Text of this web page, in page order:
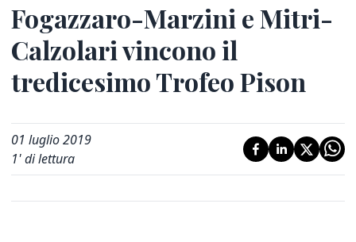
Fogazzaro-Marzini e Mitri-
Calzolari vincono il
tredicesimo Trofeo Pison
01 luglio 2019
1' di lettura